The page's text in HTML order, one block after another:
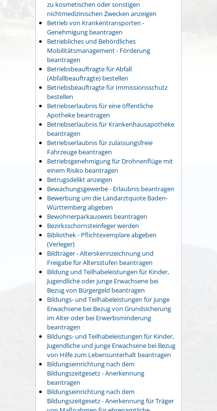
zu kosmetischen oder sonstigen
nichtmedizinischen Zwecken anzeigen
Betrieb von Krankentransporten -
Genehmigung beantragen
Betriebliches und Behördliches
Mobilitätsmanagement - Förderung
beantragen
Betriebsbeauftragte für Abfall
(Abfallbeauftragte) bestellen
Betriebsbeauftragte für Immissionsschutz
bestellen
Betriebserlaubnis für eine öffentliche
Apotheke beantragen
Betriebserlaubnis für Krankenhausapotheke
beantragen
Betriebserlaubnis für zulassungsfreie
Fahrzeuge beantragen
Betriebsgenehmigung für Drohnenflüge mit
einem Risiko beantragen
Betrugsdelikt anzeigen
Bewachungsgewerbe - Erlaubnis beantragen
Bewerbung um die Landarztquote Baden-
Württemberg abgeben
Bewohnerparkausweis beantragen
Bezirksschornsteinfeger werden
Bibliothek - Pflichtexemplare abgeben
(Verleger)
Bildträger - Alterskennzeichnung und
Freigabe für Altersstufen beantragen
Bildung und Teilhabeleistungen für Kinder,
Jugendliche oder junge Erwachsene bei
Bezug von Bürgergeld beantragen
Bildungs- und Teilhabeleistungen für junge
Erwachsene bei Bezug von Grundsicherung
im Alter oder bei Erwerbsminderung
beantragen
Bildungs- und Teilhabeleistungen für Kinder,
Jugendliche und junge Erwachsene bei Bezug
von Hilfe zum Lebensunterhalt beantragen
Bildungseinrichtung nach dem
Bildungszeitgesetz - Anerkennung
beantragen
Bildungseinrichtung nach dem
Bildungszeitgesetz - Anerkennung für Träger